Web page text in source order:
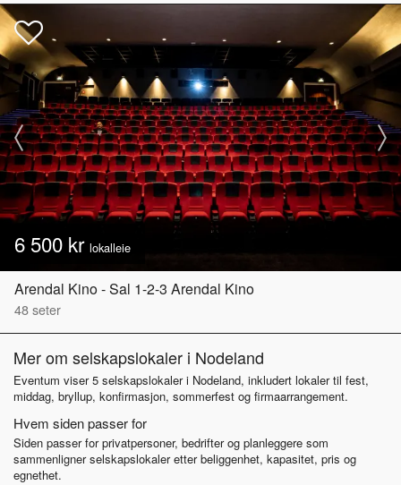
6 500 kr lokalleie
Arendal Kino - Sal 1-2-3 Arendal Kino
48seter
Mer om selskapslokaler i Nodeland
Eventum viser 5 selskapslokaler i Nodeland, inkludert lokaler til fest,
middag, bryllup, konfirmasjon, sommerfest og firmaarrangement.
Hvem siden passer for
Siden passer for privatpersoner, bedrifter og planleggere som
sammenligner selskapslokaler etter beliggenhet, kapasitet, pris og
egnethet.